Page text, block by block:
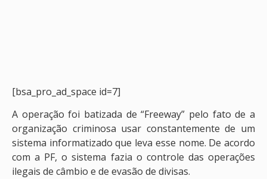
[bsa_pro_ad_space id=7]
A operação foi batizada de “Freeway” pelo fato de a
organização criminosa usar constantemente de um
sistema informatizado que leva esse nome. De acordo
com a PF, o sistema fazia o controle das operações
ilegais de câmbio e de evasão de divisas.